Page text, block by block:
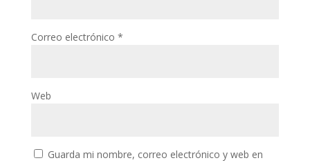
Correo electrónico *
Web
Guarda mi nombre, correo electrónico y web en